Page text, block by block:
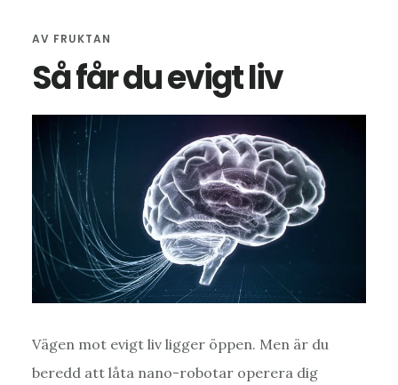
AV FRUKTAN
Så får du evigt liv
Vägen mot evigt liv ligger öppen. Men är du
beredd att låta nano-robotar operera dig